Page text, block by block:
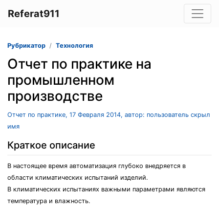
Referat911
Рубрикатор Технология
Отчет по практике на
промышленном
производстве
Отчет по практике, 17 Февраля 2014, автор: пользователь скрыл
имя
Краткое описание
В настоящее время автоматизация глубоко внедряется в
области климатических испытаний изделий.
В климатических испытаниях важными параметрами являются
температура и влажность.